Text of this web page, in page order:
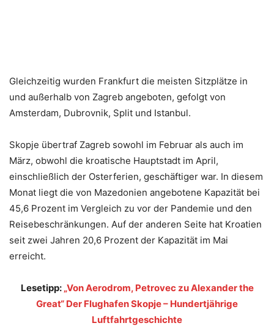
Gleichzeitig wurden Frankfurt die meisten Sitzplätze in
und außerhalb von Zagreb angeboten, gefolgt von
Amsterdam, Dubrovnik, Split und Istanbul.
Skopje übertraf Zagreb sowohl im Februar als auch im
März, obwohl die kroatische Hauptstadt im April,
einschließlich der Osterferien, geschäftiger war. In diesem
Monat liegt die von Mazedonien angebotene Kapazität bei
45,6 Prozent im Vergleich zu vor der Pandemie und den
Reisebeschränkungen. Auf der anderen Seite hat Kroatien
seit zwei Jahren 20,6 Prozent der Kapazität im Mai
erreicht.
Lesetipp: „Von Aerodrom, Petrovec zu Alexander the
Great“ Der Flughafen Skopje – Hundertjährige
Luftfahrtgeschichte